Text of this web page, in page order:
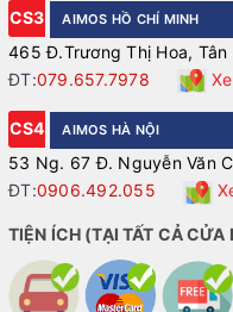
CS3 AIMOS HỒ CHÍ MINH
465 Đ.Trương Thị Hoa, Tân
ĐT:079.657.7978
CS4 AIMOS HÀ NỘI
53 Ng. 67 Đ. Nguyễn Văn
ĐT:0906.492.055
TIỆN ÍCH (TẠI TẤT CẢ CỬA